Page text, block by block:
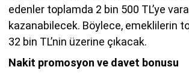
edenler toplamda 2 bin 500 TL’ye
kazanabilecek. Böylece, emeklilerin
32 bin TL’nin üzerine çıkacak.
Nakit promosyon ve davet bonusu